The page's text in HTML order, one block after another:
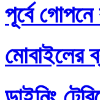
পূর্বে
মোবাইলের